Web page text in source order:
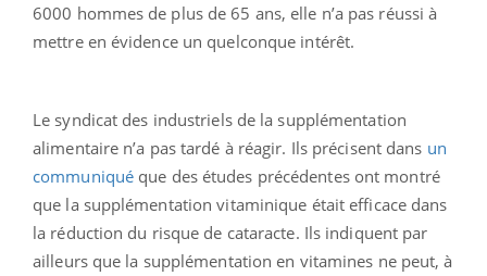
6000 hommes de plus de 65 ans, elle n’a pas réussi à
mettre en évidence un quelconque intérêt.
Le syndicat des industriels de la supplémentation
alimentaire n’a pas tardé à réagir. Ils précisent dans un
communiqué que des études précédentes ont montré
que la supplémentation vitaminique était efficace dans
la réduction du risque de cataracte. Ils indiquent par
ailleurs que la supplémentation en vitamines ne peut, à